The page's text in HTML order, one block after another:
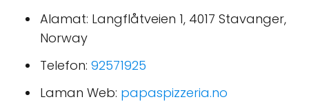
Alamat: Langflåtveien 1, 4017 Stavanger,
Norway
Telefon: 92571925
Laman Web: papaspizzeria.no